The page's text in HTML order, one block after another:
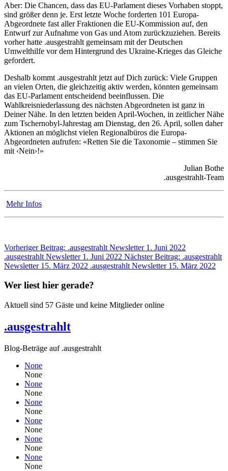
Aber: Die Chancen, dass das EU-Parlament dieses Vorhaben stoppt,
sind größer denn je. Erst letzte Woche forderten 101 Europa-
Abgeordnete fast aller Fraktionen die EU-Kommission auf, den
Entwurf zur Aufnahme von Gas und Atom zurückzuziehen. Bereits
vorher hatte .ausgestrahlt gemeinsam mit der Deutschen
Umwelthilfe vor dem Hintergrund des Ukraine-Krieges das Gleiche
gefordert.
Deshalb kommt .ausgestrahlt jetzt auf Dich zurück: Viele Gruppen
an vielen Orten, die gleichzeitig aktiv werden, könnten gemeinsam
das EU-Parlament entscheidend beeinflussen. Die
Wahlkreisniederlassung des nächsten Abgeordneten ist ganz in
Deiner Nähe. In den letzten beiden April-Wochen, in zeitlicher Nähe
zum Tschernobyl-Jahrestag am Dienstag, den 26. April, sollen daher
Aktionen an möglichst vielen Regionalbüros die Europa-
Abgeordneten aufrufen: «Retten Sie die Taxonomie – stimmen Sie
mit ‹Nein›!»
Julian Bothe
.ausgestrahlt-Team
Mehr Infos
Vorheriger Beitrag: .ausgestrahlt Newsletter 1. Juni 2022
.ausgestrahlt Newsletter 1. Juni 2022 Nächster Beitrag: .ausgestrahlt
Newsletter 15. März 2022 .ausgestrahlt Newsletter 15. März 2022
Wer liest hier gerade?
Aktuell sind 57 Gäste und keine Mitglieder online
.ausgestrahlt
Blog-Beträge auf .ausgestrahlt
None
None
None
None
None
None
None
None
None
None
None
None